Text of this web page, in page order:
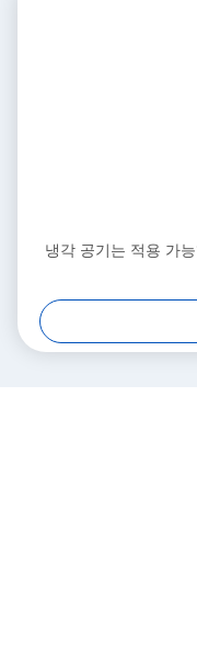
냉각 공기는 적용 가